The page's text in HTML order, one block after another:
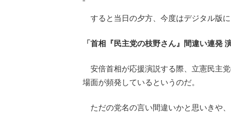
すると当日の夕方、今度はデジタル版に
「首相『民主党の枝野さん』間違い連発
安倍首相が応援演説する際、立憲民主
場面が頻発しているというのだ。
ただの党名の言い間違いかと思いきや、